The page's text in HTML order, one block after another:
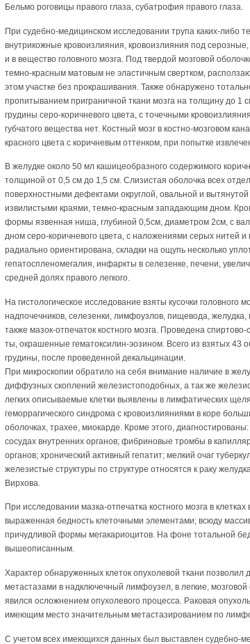
Бельмо роговицы правого глаза, субатрофия правого глаза.
При судебно-медицинском исследовании трупа каких-
внутрикожные кровоизлияния, кровоизлияния под
и в вещество головного мозга. Под твердой мозговой
темно-красным матовым не эластичным свертком,
этом участке без прокрашивания. Также обнаружено
пропитыванием приграничной ткани мозга на толщину до 1
грудины серо-коричневого цвета, с точечными
губчатого вещества нет. Костный мозг в костно-мозговом
красного цвета с коричневым оттенком, при попытке
В желудке около 50 мл кашицеобразного содержимого
толщиной от 0,5 см до 1,5 см. Слизистая оболочка всех
поверхностными дефектами округлой, овальной и
извилистыми краями, темно-красным западающим дном.
формы язвенная ниша, глубиной 0,5см, диаметром 2см, с
дном серо-коричневого цвета, с наложениями серых нитей
радиально ориентирована, складки на ощупь несколько
гепатоспленомегалия, инфаркты в селезенке, печени,
средней долях правого легкого.
На гистологическое исследование взяты кусочки головного
надпочечников, селезенки, лимфоузлов, пищевода,
также мазок-отпечаток костного мозга. Проведена
ты, окрашенные гематоксилин-эозином. Всего из взятых 43
грудины, после проведенной декальцинации.
При микроскопии обратило на себя внимание наличие в
диффузных скоплений железистоподобных, а так же
легких описываемые клетки выявлены в лимфатических
геморрагического синдрома с кровоизлияниями в коре
оболочках, трахее, миокарде. Кроме этого,
сосудах внутренних органов; фибриновые тромбы в
органов; хронический активный гепатит; мелкий очаг
железистые структуры по структуре относятся к раку
Вирхова.
При исследовании мазка-отпечатка костного мозга в
выраженная бедность клеточными элементами; всюду
причудливой формы мегакариоцитов. На фоне тотальной
вышеописанным.
Характер обнаруженных клеток опухолевой ткани
метастазами в надключечный лимфоузел, в легкие,
явился осложнением опухолевого процесса. Раковая
имеющим место значительным метастазированием по
С учетом всех имеющихся данных был выставлен судебно-